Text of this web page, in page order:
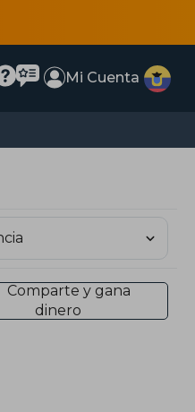
Mi Cuenta
Comparte y gana
dinero